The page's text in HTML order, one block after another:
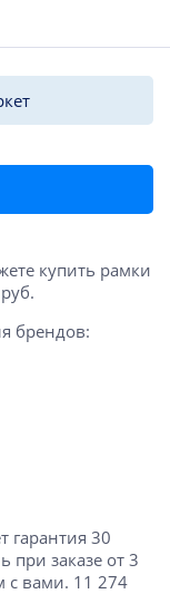
купить рамки
брендов:
гарантия 30
при заказе от 3
с вами. 11 274